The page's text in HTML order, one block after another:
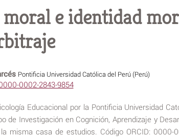
e identidad
Pontificia Universidad Católica del Perú (Perú)
0002-2843-9854
Educacional por la Pontificia Universidad
de Investigación en Cognición, Aprendizaje y
misma casa de estudios. Código ORCID: 0000-